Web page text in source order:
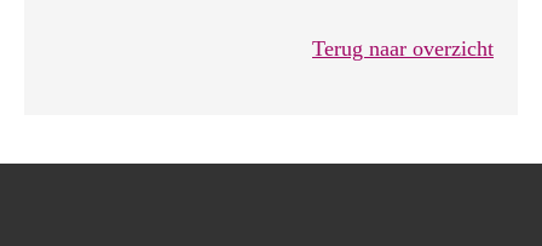
Terug naar overzicht